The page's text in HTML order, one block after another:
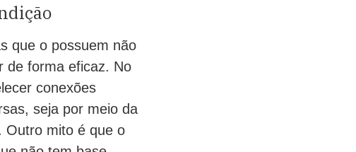
que o possuem não
de forma eficaz. No
conexões
seja por meio da
Outro mito é que o